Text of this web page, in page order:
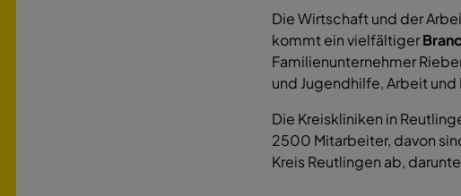
Die Wirtschaft und der
kommt ein vielfältiger
Familienunternehmer
und Jugendhilfe, Arbeit und
Die Kreiskliniken in
2500 Mitarbeiter, davon
Kreis Reutlingen ab,